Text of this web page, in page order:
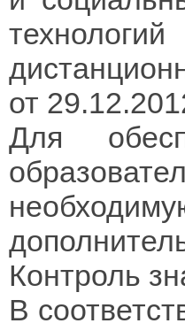
от
Для
Контроль
В